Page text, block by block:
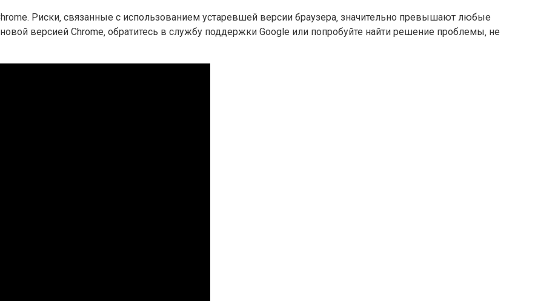
Риски‚ связанные с использованием устаревшей версии браузера‚ значительно превышают любые
версией Chrome‚ обратитесь в службу поддержки Google или попробуйте найти решение проблемы‚ не